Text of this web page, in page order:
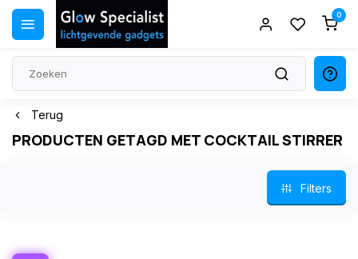
0
Terug
PRODUCTEN GETAGD MET COCKTAIL STIRRER
Filters